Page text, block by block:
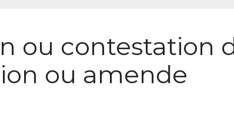
ou contestation
ou amende